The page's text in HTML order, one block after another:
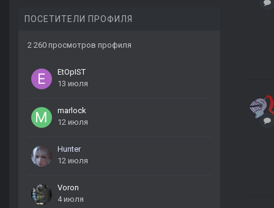
ПОСЕТИТЕЛИ ПРОФИЛЯ
2 260 просмотров профиля
EtOpIST
13 июля
marlock
12 июля
Hunter
12 июля
Voron
4 июля